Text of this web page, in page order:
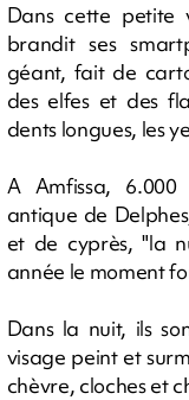
Dans cette
brandit ses
géant, fait de
des elfes et des
dents longues, les
A Amfissa,
antique de
et de cyprès, "la
année le moment
Dans la nuit, ils
visage peint et
chèvre, cloches et